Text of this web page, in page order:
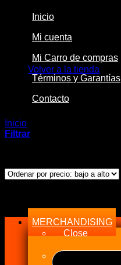
Volver a la tienda
Inicio
Mi cuenta
Mi Carro de compras
Términos y Garantías
Contacto
Inicio
Filtrar
MERCHANDISING
Close